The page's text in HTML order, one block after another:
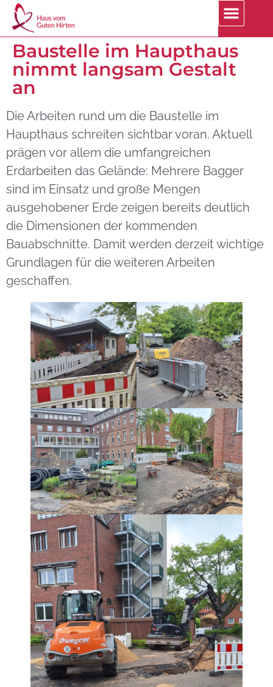
Baustelle im Haupthaus
nimmt langsam Gestalt
an
Die Arbeiten rund um die Baustelle im
Haupthaus schreiten sichtbar voran. Aktuell
prägen vor allem die umfangreichen
Erdarbeiten das Gelände: Mehrere Bagger
sind im Einsatz und große Mengen
ausgehobener Erde zeigen bereits deutlich
die Dimensionen der kommenden
Bauabschnitte. Damit werden derzeit wichtige
Grundlagen für die weiteren Arbeiten
geschaffen.